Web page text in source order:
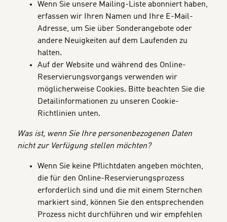
Wenn Sie unsere Mailing-Liste abonniert haben,
erfassen wir Ihren Namen und Ihre E-Mail-
Adresse, um Sie über Sonderangebote oder
andere Neuigkeiten auf dem Laufenden zu
halten.
Auf der Website und während des Online-
Reservierungsvorgangs verwenden wir
möglicherweise Cookies. Bitte beachten Sie die
Detailinformationen zu unseren Cookie-
Richtlinien unten.
Was ist, wenn Sie Ihre personenbezogenen Daten
nicht zur Verfügung stellen möchten?
Wenn Sie keine Pflichtdaten angeben möchten,
die für den Online-Reservierungsprozess
erforderlich sind und die mit einem Sternchen
markiert sind, können Sie den entsprechenden
Prozess nicht durchführen und wir empfehlen